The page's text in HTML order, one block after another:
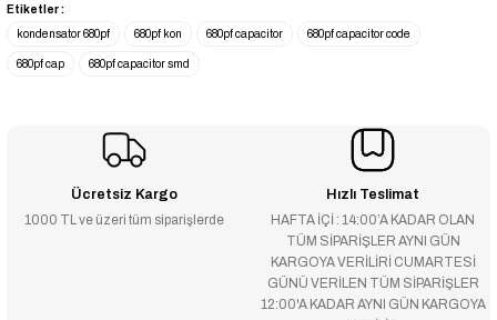
Etiketler :
kondensator 680pf
680pf kon 680pf capacitor 680pf capacitor code
680pf cap 680pf capacitor smd
Ücretsiz Kargo
1000 TL ve üzeri tüm siparişlerde
Hızlı Teslimat
HAFTA İÇİ : 14:00’A KADAR OLAN
TÜM SİPARİŞLER AYNI GÜN
KARGOYA VERİLİRİ CUMARTESİ
GÜNÜ VERİLEN TÜM SİPARİŞLER
12:00'A KADAR AYNI GÜN KARGOYA